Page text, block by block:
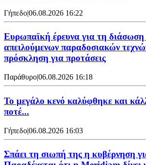
Γήπεδο|06.08.2026 16:22
Ευρωπαϊκή έρευνα για τη
απειλούμενων παραδοσιακών
πρόσκληση για προτάσεις
Παράθυρο|06.08.2026 16:18
Το μεγάλο κενό καλύφθηκε και
ποτέ...
Γήπεδο|06.08.2026 16:03
Σπάει τη σιωπή της η κυβέρνηση